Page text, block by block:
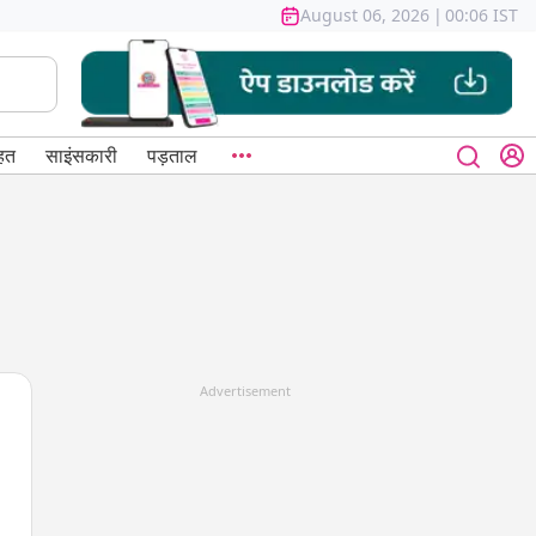
August 06, 2026 | 00:06 IST
साइंसकारी पड़ताल
Advertisement